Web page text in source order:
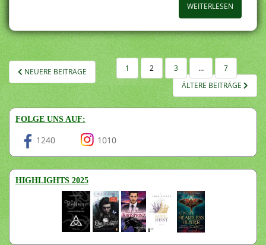
WEITERLESEN
SEITENNUMMERIERUNG
DER
BEITRÄGE
NEUERE BEITRÄGE 1 2 3 …
7
ÄLTERE BEITRÄGE
FOLGE UNS AUF:
1240 1010
HIGHLIGHTS 2025